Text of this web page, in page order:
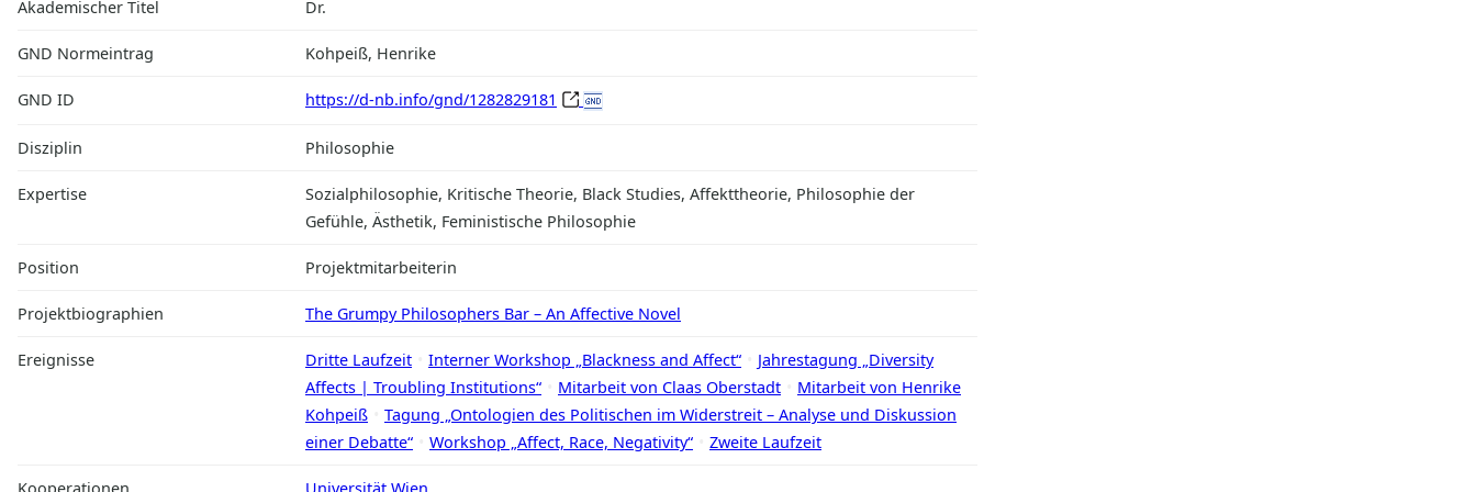
Akademischer Titel Dr.
GND Normeintrag Kohpeiß, Henrike
GND ID https://d-nb.info/gnd/1282829181
Disziplin Philosophie
Expertise
Sozialphilosophie, Kritische Theorie, Black Studies, Affekttheorie, Philosophie der
Gefühle, Ästhetik, Feministische Philosophie
Position Projektmitarbeiterin
Projektbiographien The Grumpy Philosophers Bar – An Affective Novel
Ereignisse Dritte Laufzeit Interner Workshop „Blackness and Affect“
Jahrestagung „Diversity
Affects | Troubling Institutions“
Mitarbeit von Claas Oberstadt
Mitarbeit von Henrike
Kohpeiß
Tagung „Ontologien des Politischen im Widerstreit – Analyse und Diskussion
einer Debatte“
Workshop „Affect, Race, Negativity“ Zweite Laufzeit